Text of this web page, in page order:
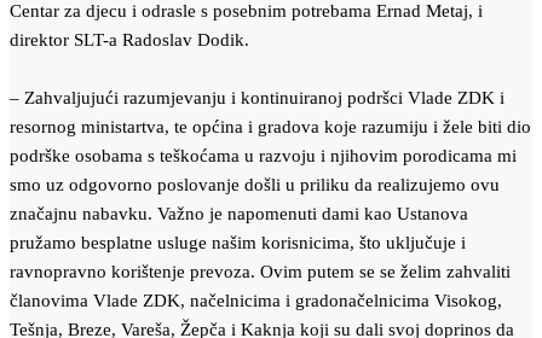
Centar za djecu i odrasle s posebnim potrebama Ernad Metaj, i
direktor SLT-a Radoslav Dodik.
– Zahvaljujući razumjevanju i kontinuiranoj podršci Vlade ZDK i
resornog ministartva, te općina i gradova koje razumiju i žele biti dio
podrške osobama s teškoćama u razvoju i njihovim porodicama mi
smo uz odgovorno poslovanje došli u priliku da realizujemo ovu
značajnu nabavku. Važno je napomenuti dami kao Ustanova
pružamo besplatne usluge našim korisnicima, što uključuje i
ravnopravno korištenje prevoza. Ovim putem se se želim zahvaliti
članovima Vlade ZDK, načelnicima i gradonačelnicima Visokog,
Tešnja, Breze, Vareša, Žepča i Kaknja koji su dali svoj doprinos da